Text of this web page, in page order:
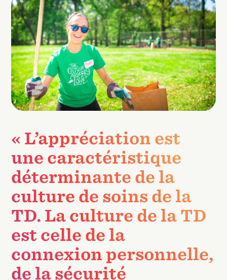
« L’appréciation est
une caractéristique
déterminante de la
culture de soins de la
TD. La culture de la TD
est celle de la
connexion personnelle,
de la sécurité